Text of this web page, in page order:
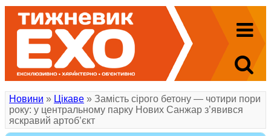
Новини » Цікаве » Замість сірого бетону — чотири пори
року: у центральному парку Нових Санжар з’явився
яскравий артоб’єкт